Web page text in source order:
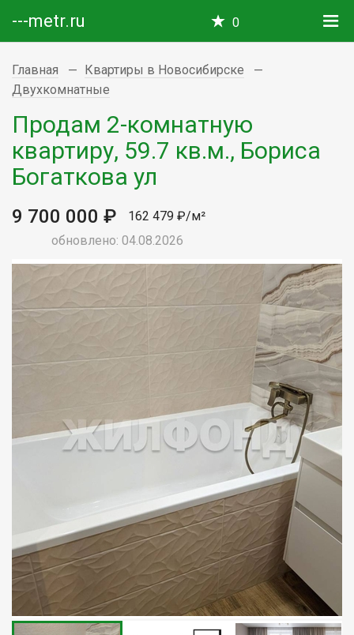
---metr.ru 0
Главная
Квартиры в Новосибирске
Двухкомнатные
Продам 2-комнатную
квартиру, 59.7 кв.м., Бориса
Богаткова ул
9 700 000 ₽
162 479 ₽/м²
обновлено: 04.08.2026